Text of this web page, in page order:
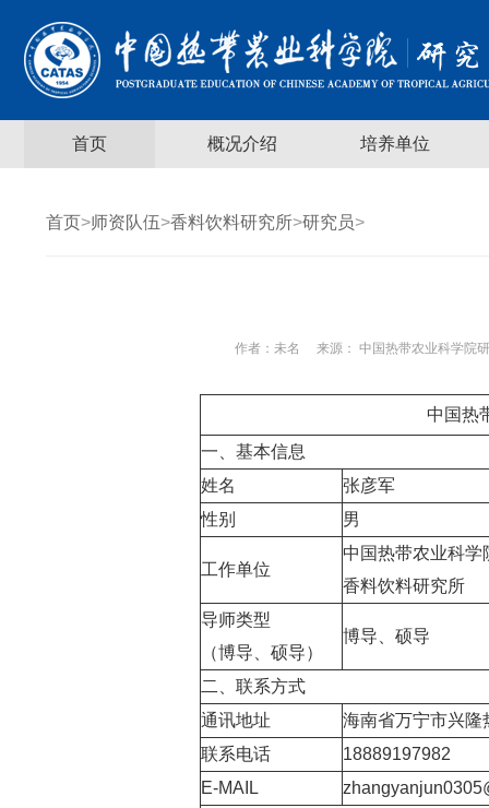
首页 概况介绍 培养单位
首页>师资队伍>香料饮料研究所>研究员>
作者： 未名 来源： 中国热带农业科学院
中国热
一、基本信息
姓名
张彦军
性别
男
工作单位
中国热带农业科学
香料饮料研究所
导师类型
（博导、硕导）
博导、硕导
二、联系方式
通讯地址
海南省万宁市兴隆
联系电话
18889197982
E-MAIL